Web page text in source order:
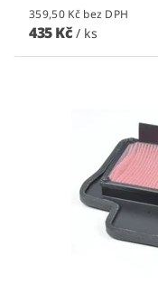
359,50 Kč bez DPH
435 Kč / ks